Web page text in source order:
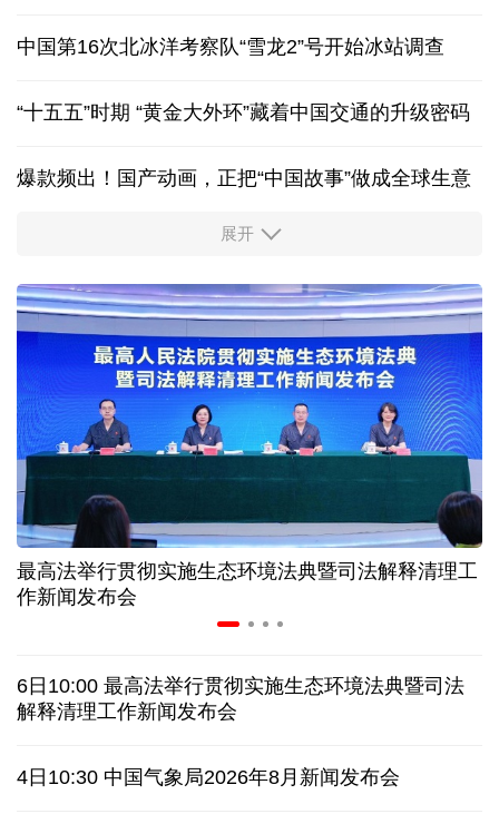
中国第16次北冰洋考察队“雪龙2”号开始冰站调查
“十五五”时期 “黄金大外环”藏着中国交通的升级密码
爆款频出！国产动画，正把“中国故事”做成全球生意
高品质文旅燃动消费市场
我国渤海首个千亿方大气田一期开发项目全面投产
历经十余年，西藏南木林：昔日荒河滩 今时富绿洲
情满天山 援疆印记丨安徽支教生赢得桃李秀昆仑
从助力重建家园到治理乡村西藏扎西岗乡的乡贤力量
上半年医药工业创新加速突破 研发实力不断提升
南京大屠杀历史不容篡改 日本打“核爆”牌洗不掉血债
深山里的全球冠军：海外“Z世代”在黔读懂中国机遇
展开
最高法举行贯彻实施生态环境法典暨司法解释清理工
作新闻发布会
6日10:00 最高法举行贯彻实施生态环境法典暨司法
解释清理工作新闻发布会
4日10:30 中国气象局2026年8月新闻发布会